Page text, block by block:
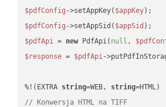
$pdfConfig ->setAppKey( $appKey
$pdfConfig ->setAppSid( $appSid
$pdfApi = new PdfApi( null ,
$response = $pdfApi-
%!(EXTRA string=WEB, string
// Konwersja HTML na TIFF